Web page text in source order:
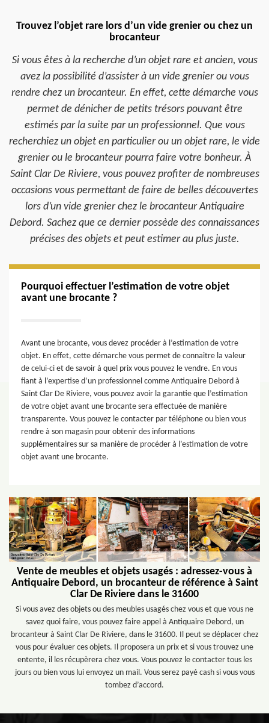
Trouvez l’objet rare lors d’un vide grenier ou chez un
brocanteur
Si vous êtes à la recherche d’un objet rare et ancien, vous
avez la possibilité d’assister à un vide grenier ou vous
rendre chez un brocanteur. En effet, cette démarche vous
permet de dénicher de petits trésors pouvant être
estimés par la suite par un professionnel. Que vous
recherchiez un objet en particulier ou un objet rare, le vide
grenier ou le brocanteur pourra faire votre bonheur. À
Saint Clar De Riviere, vous pouvez profiter de nombreuses
occasions vous permettant de faire de belles découvertes
lors d’un vide grenier chez le brocanteur Antiquaire
Debord. Sachez que ce dernier possède des connaissances
précises des objets et peut estimer au plus juste.
Pourquoi effectuer l’estimation de votre objet
avant une brocante ?
Avant une brocante, vous devez procéder à l’estimation de votre
objet. En effet, cette démarche vous permet de connaitre la valeur
de celui-ci et de savoir à quel prix vous pouvez le vendre. En vous
fiant à l’expertise d’un professionnel comme Antiquaire Debord à
Saint Clar De Riviere, vous pouvez avoir la garantie que l’estimation
de votre objet avant une brocante sera effectuée de manière
transparente. Vous pouvez le contacter par téléphone ou bien vous
rendre à son magasin pour obtenir des informations
supplémentaires sur sa manière de procéder à l’estimation de votre
objet avant une brocante.
Vente de meubles et objets usagés : adressez-vous à
Antiquaire Debord, un brocanteur de référence à Saint
Clar De Riviere dans le 31600
Si vous avez des objets ou des meubles usagés chez vous et que vous ne
savez quoi faire, vous pouvez faire appel à Antiquaire Debord, un
brocanteur à Saint Clar De Riviere, dans le 31600. Il peut se déplacer chez
vous pour évaluer ces objets. Il proposera un prix et si vous trouvez une
entente, il les récupèrera chez vous. Vous pouvez le contacter tous les
jours ou bien vous lui envoyez un mail. Vous serez payé cash si vous vous
tombez d’accord.